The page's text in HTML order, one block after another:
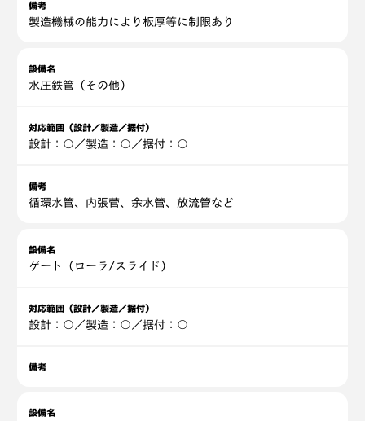
備考
製造機械の能力により板厚等に制限あり
設備名
水圧鉄管（その他）
対応範囲（設計／製造／据付）
設計：○／製造：○／据付：○
備考
循環水管、内張菅、余水管、放流管など
設備名
ゲート（ローラ/スライド）
対応範囲（設計／製造／据付）
設計：○／製造：○／据付：○
備考
設備名